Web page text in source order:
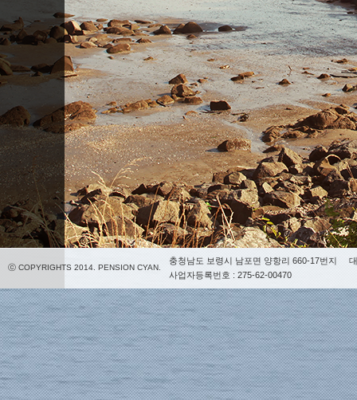
ⓒ COPYRIGHTS 2014. PENSION CYAN.
충청남도 보령시 남포면 양항리 660-17번지
사업자등록번호 : 275-62-00470